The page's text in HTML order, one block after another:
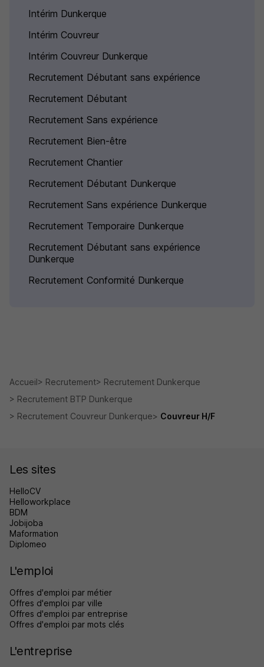
Intérim Dunkerque
Intérim Couvreur
Intérim Couvreur Dunkerque
Recrutement Débutant sans expérience
Recrutement Débutant
Recrutement Sans expérience
Recrutement Bien-être
Recrutement Chantier
Recrutement Débutant Dunkerque
Recrutement Sans expérience Dunkerque
Recrutement Temporaire Dunkerque
Recrutement Débutant sans expérience
Dunkerque
Recrutement Conformité Dunkerque
Accueil Recrutement
Recrutement Dunkerque
Recrutement BTP Dunkerque
Recrutement Couvreur Dunkerque
Couvreur H/F
Les sites
HelloCV
Helloworkplace
BDM
Jobijoba
Maformation
Diplomeo
L'emploi
Offres d'emploi par métier
Offres d'emploi par ville
Offres d'emploi par entreprise
Offres d'emploi par mots clés
L'entreprise